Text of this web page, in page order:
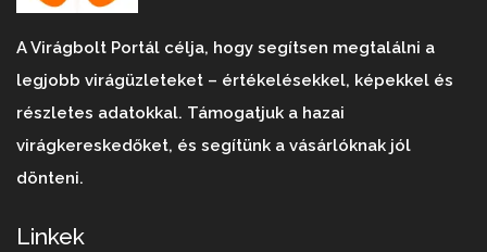
A Virágbolt Portál célja, hogy segítsen megtalálni a
legjobb virágüzleteket – értékelésekkel, képekkel és
részletes adatokkal. Támogatjuk a hazai
virágkereskedőket, és segítünk a vásárlóknak jól
dönteni.
Linkek